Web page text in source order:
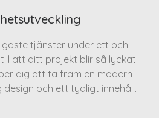
tjänster under ett och
att ditt projekt blir så lyckat
dig att ta fram en modern
design och ett tydligt innehåll.